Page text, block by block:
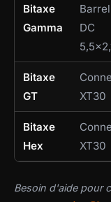
Bitaxe
Gamma
DC
Bitaxe
GT
XT30
Bitaxe
Hex
XT30
Besoin d'aide pour